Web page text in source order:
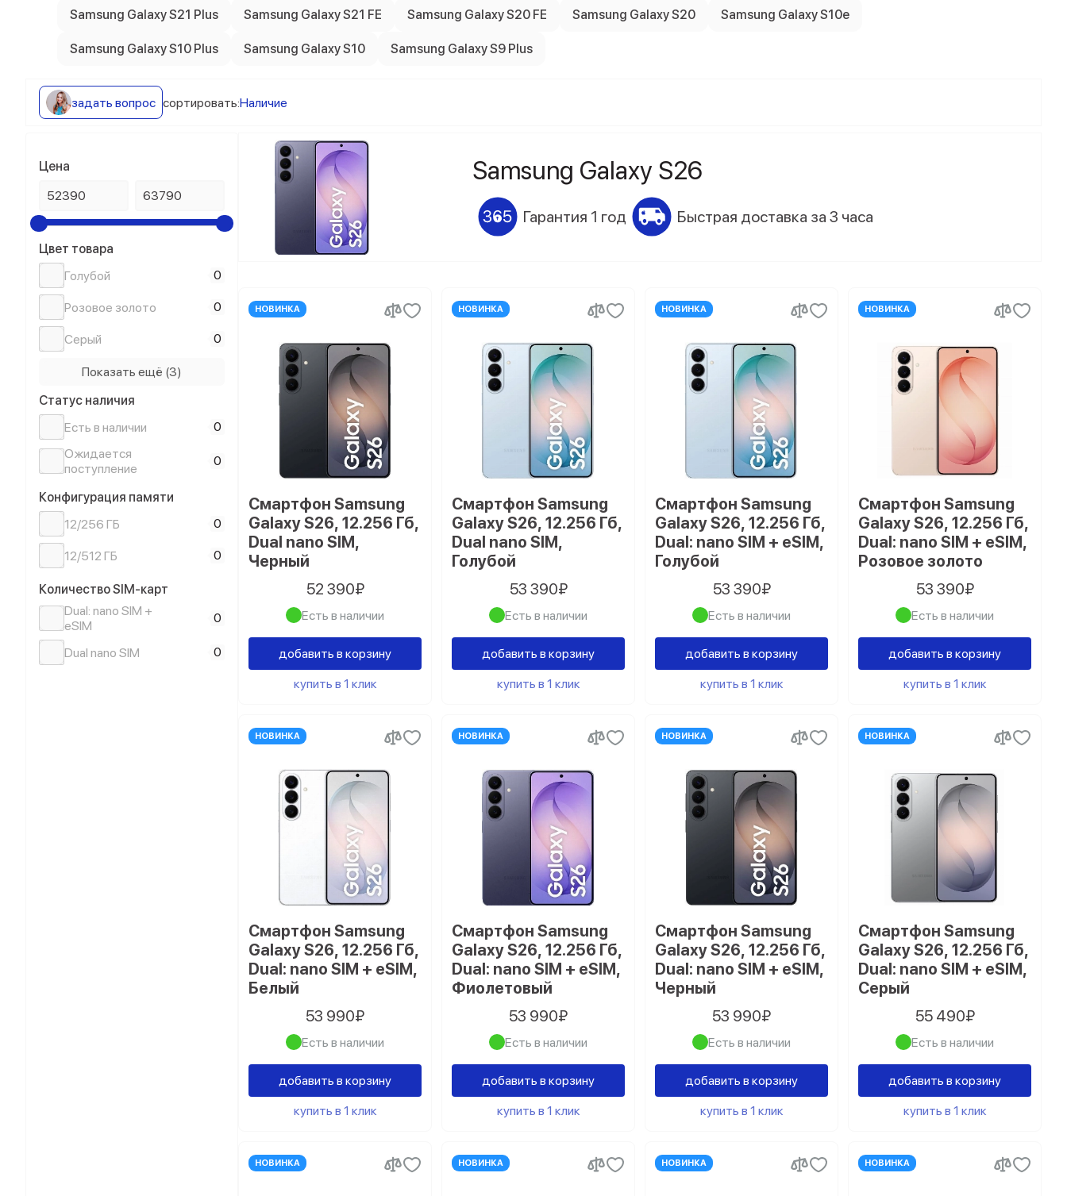
Samsung Galaxy S21 Plus Samsung Galaxy S21 FE Samsung Galaxy S20 FE Samsung Galaxy S20 Samsung Galaxy S10e
Samsung Galaxy S10 Plus Samsung Galaxy S10 Samsung Galaxy S9 Plus
задать вопрос сортировать:Наличие
Цена
Цвет товара
Голубой
0
Розовое золото 0
Серый 0
Фиолетовый
Белый
Черный 0
Показать ещё (3)
Статус наличия
Есть в наличии
0
Ожидается
поступление
0
Конфигурация памяти
12/256 ГБ
0
12/512 ГБ 0
Количество SIM-карт
Dual: nano SIM +
eSIM
0
Dual nano SIM 0
Samsung Galaxy S26
Гарантия 1 год Быстрая доставка за 3 часа
НОВИНКА
Смартфон Samsung
Galaxy S26, 12.256 Гб,
Dual nano SIM,
Черный
52 390₽
Есть в наличии
добавить в корзину
купить в 1 клик
НОВИНКА
Смартфон Samsung
Galaxy S26, 12.256 Гб,
Dual nano SIM,
Голубой
53 390₽
Есть в наличии
добавить в корзину
купить в 1 клик
НОВИНКА
Смартфон Samsung
Galaxy S26, 12.256 Гб,
Dual: nano SIM + eSIM,
Голубой
53 390₽
Есть в наличии
добавить в корзину
купить в 1 клик
НОВИНКА
Смартфон Samsung
Galaxy S26, 12.256 Гб,
Dual: nano SIM + eSIM,
Розовое золото
53 390₽
Есть в наличии
добавить в корзину
купить в 1 клик
НОВИНКА
Смартфон Samsung
Galaxy S26, 12.256 Гб,
Dual: nano SIM + eSIM,
Белый
53 990₽
Есть в наличии
добавить в корзину
купить в 1 клик
НОВИНКА
Смартфон Samsung
Galaxy S26, 12.256 Гб,
Dual: nano SIM + eSIM,
Фиолетовый
53 990₽
Есть в наличии
добавить в корзину
купить в 1 клик
НОВИНКА
Смартфон Samsung
Galaxy S26, 12.256 Гб,
Dual: nano SIM + eSIM,
Черный
53 990₽
Есть в наличии
добавить в корзину
купить в 1 клик
НОВИНКА
Смартфон Samsung
Galaxy S26, 12.256 Гб,
Dual: nano SIM + eSIM,
Серый
55 490₽
Есть в наличии
добавить в корзину
купить в 1 клик
НОВИНКА НОВИНКА НОВИНКА НОВИНКА